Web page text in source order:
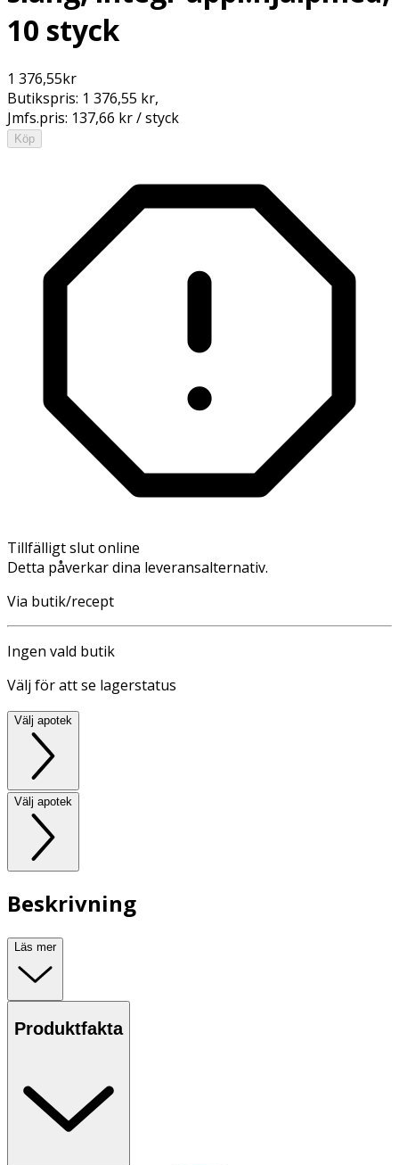
10 styck
1 376,55kr
Butikspris: 1 376,55 kr,
Jmfs.pris: 137,66 kr / styck
Köp
Tillfälligt slut online
Detta påverkar dina leveransalternativ.
Via butik/recept
Ingen vald butik
Välj för att se lagerstatus
Välj apotek
Välj apotek
Beskrivning
Läs mer
Produktfakta